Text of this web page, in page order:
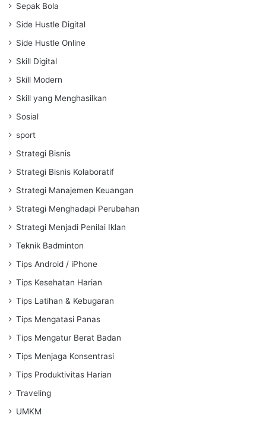
Sepak Bola
Side Hustle Digital
Side Hustle Online
Skill Digital
Skill Modern
Skill yang Menghasilkan
Sosial
sport
Strategi Bisnis
Strategi Bisnis Kolaboratif
Strategi Manajemen Keuangan
Strategi Menghadapi Perubahan
Strategi Menjadi Penilai Iklan
Teknik Badminton
Tips Android / iPhone
Tips Kesehatan Harian
Tips Latihan & Kebugaran
Tips Mengatasi Panas
Tips Mengatur Berat Badan
Tips Menjaga Konsentrasi
Tips Produktivitas Harian
Traveling
UMKM